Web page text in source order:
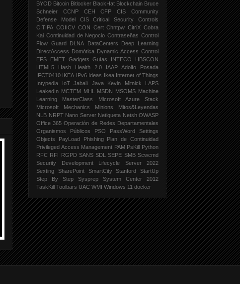
BYOD Bitcoin Bitlocker BlackHat Blockchain Bruce
Schneier
CCNP CEH CFP
CIS Community
Defense Model
CIS Critical Security Controls
CITIPA COIICV CON Cert Chntpw CitriX Cobra
Kai Continuidad de Negocio Contraseñas Control
Flow Guard
DLNA DataCenters
Deep Learning
DirectAccess Domótica Dynamic Access Control
EFS
EMET Gadgets Guías INTECO
HBSCON
HTML5
Hash Health 2.0
IAAP Adolfo Posada
IFCT0410 IKEA IPv6 Ideas Ikea Internet of Things
Intypedia
IoT Jabalí Java Kevin Mitnick
LAPS
LeakedIn MCTEM MHL MSDN MSOMS Machine
Learning
MasterClass
Microsoft Azure Stack
Microsoft Mechanics
Minions
Mitos&Leyendas
NLB NRPT Nano Server Netiqueta Netsh OWASP
Office 365 Operación de Redes Departamentales
Organismos Públicos
PSO
PassWord Settings
Objects
PayLoad Phishing
Plan de Continuidad
Privileged Access Management PAM PsKill Python
RFC RFI RGPD SANS SDL SEPE SMB Scwcmd
Security Development Lifecycle
Server 2022
Sexting
SharePoint SmartCity Stanford
StartUp
Step By Step
Sysprep
System Center 2012
TaskKill Toolbars UAC WMI Windows 11 docker